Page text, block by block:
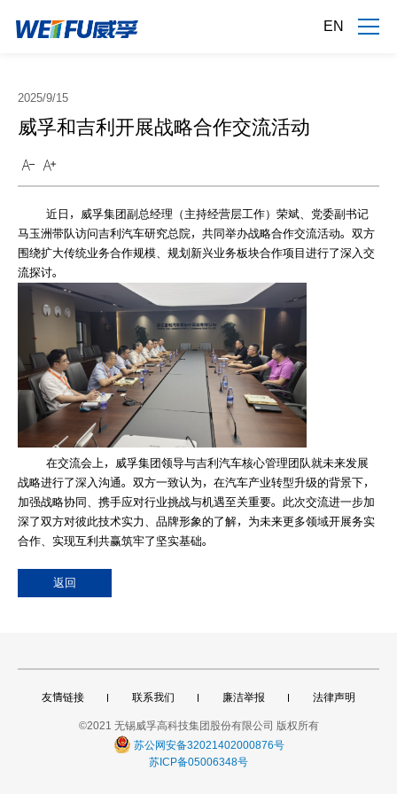
EN
2025/9/15
威孚和吉利开展战略合作交流活动
近日，威孚集团副总经理（主持经营层工作）荣斌、党委副书记
马玉洲带队访问吉利汽车研究总院，共同举办战略合作交流活动。双方
围绕扩大传统业务合作规模、规划新兴业务板块合作项目进行了深入交
流探讨。
在交流会上，威孚集团领导与吉利汽车核心管理团队就未来发展
战略进行了深入沟通。双方一致认为，在汽车产业转型升级的背景下，
加强战略协同、携手应对行业挑战与机遇至关重要。此次交流进一步加
深了双方对彼此技术实力、品牌形象的了解，为未来更多领域开展务实
合作、实现互利共赢筑牢了坚实基础。
返回
友情链接 联系我们 廉洁举报 法律声明
©2021 无锡威孚高科技集团股份有限公司 版权所有
苏公网安备32021402000876号
苏ICP备05006348号